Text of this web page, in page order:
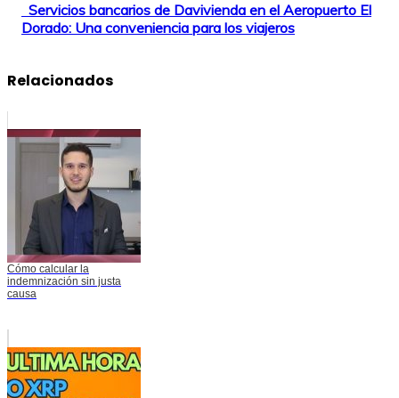
Servicios bancarios de Davivienda en el Aeropuerto El
Dorado: Una conveniencia para los viajeros
Relacionados
Cómo calcular la
indemnización sin justa
causa